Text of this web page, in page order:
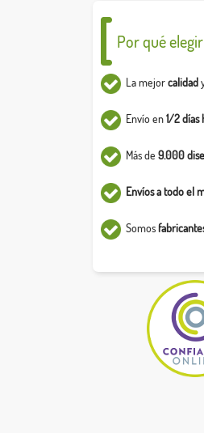
Por qué
La mejorcalidad
Envío en1/2 días
Más de 9.000
Envíos a todo el
Somos